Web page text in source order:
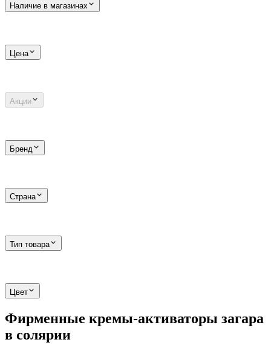
Наличие в магазинах
Цена
Акции
Бренд
Страна
Тип товара
Цвет
Фирменные кремы-активаторы загара
в солярии